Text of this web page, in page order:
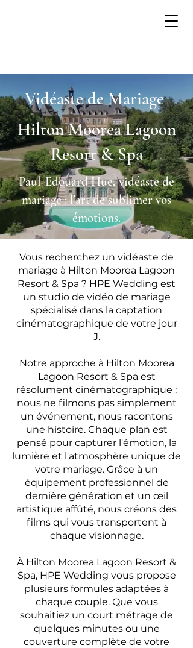
Vidéaste de Mariage
Hilton Moorea Lagoon
Resort & Spa
Paul-Edouard Hue, vidéaste de
mariage : l’art de sublimer vos
émotions.
Vous recherchez un vidéaste de
mariage à Hilton Moorea Lagoon
Resort & Spa ? HPE Wedding est
un studio de vidéo de mariage
spécialisé dans la captation
cinématographique de votre jour
J.
Notre approche à Hilton Moorea
Lagoon Resort & Spa est
résolument cinématographique :
nous ne filmons pas simplement
un événement, nous racontons
une histoire. Chaque plan est
pensé pour capturer l'émotion, la
lumière et l'atmosphère unique de
votre mariage. Grâce à un
équipement professionnel de
dernière génération et un œil
artistique affûté, nous créons des
films qui vous transportent à
chaque visionnage.
À Hilton Moorea Lagoon Resort &
Spa, HPE Wedding vous propose
plusieurs formules adaptées à
chaque couple. Que vous
souhaitiez un court métrage de
quelques minutes ou une
couverture complète de votre